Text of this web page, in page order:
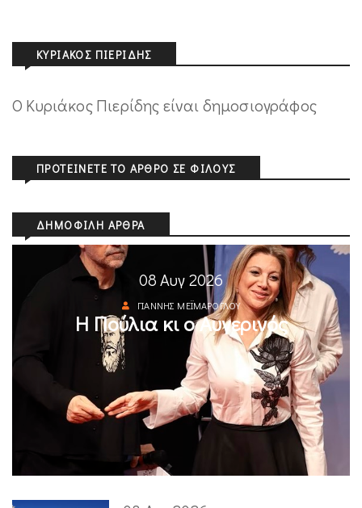
ΚΥΡΙΆΚΟΣ ΠΙΕΡΊΔΗΣ
Ο Κυριάκος Πιερίδης είναι δημοσιογράφος
ΠΡΟΤΕΊΝΕΤΕ ΤΟ ΆΡΘΡΟ ΣΕ ΦΊΛΟΥΣ
ΔΗΜΟΦΙΛΉ ΆΡΘΡΑ
08 Αυγ 2026
ΓΙΆΝΝΗΣ ΜΕΪΜΆΡΟΓΛΟΥ
Η Πούλια κι ο Αυγερινός